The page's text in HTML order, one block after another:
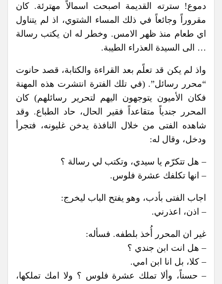
دموع! سترته القديمة اصبحت اسمالاً مهترئة. كان
مقروراً وجائعاً في ذلك المساء الشتوي، اذ لم يتناول
اي طعام منذ ظهر الامس. وخطر له ان يكتب رسالة
… الى السيدة العذراء الطيبة.
واذ لم يكن قد تعلًم بعد القراءة والكتابة، قصد حانوت
“محرر رسائل”. (في تلك الفترة انتشرت هذه المهنة
فكان الأميون يتوجهون اليهم لتحرير رسائلهم) كان
المحرر جندياً متقاعداً فقير الحال، حاد الطباع. وقد
شاهده الفتى من خلال النافذة يدخن غليونه، فتجرأ
ودخل، وقال له:
– هل تتكرّم يا سيدي، وتكتب لي رسالة ؟
– انها تكلفك عشرة فلوس.
اجاب الفتى بأدب، وهو يفتح الباب ليخرج:
– اذن، اعذرني.
غير ان المحرر أُخذ بلطفه. فسأله:
– هل انت ابن جندي ؟
– كلا، بل انا ابن امي.
– حسناً، وألا تملك عشرة فلوس ؟ ولا امك تملكها،